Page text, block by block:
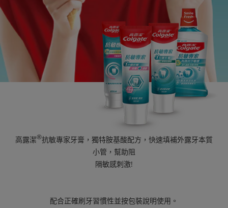
高露潔®抗敏專家牙膏，獨特胺基酸配方，快速填補外露牙本質
小管，幫助阻
隔敏感刺激!
配合正確刷牙習慣性並按包裝說明使用。